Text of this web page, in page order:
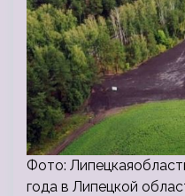
Фото:
года в Липецкой